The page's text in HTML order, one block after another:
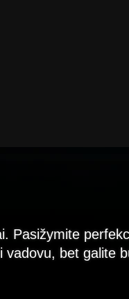
Pasižymite
bet galite